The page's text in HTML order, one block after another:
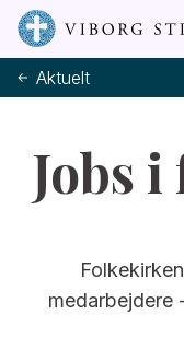
Aktuelt
Jobs
medarbejdere